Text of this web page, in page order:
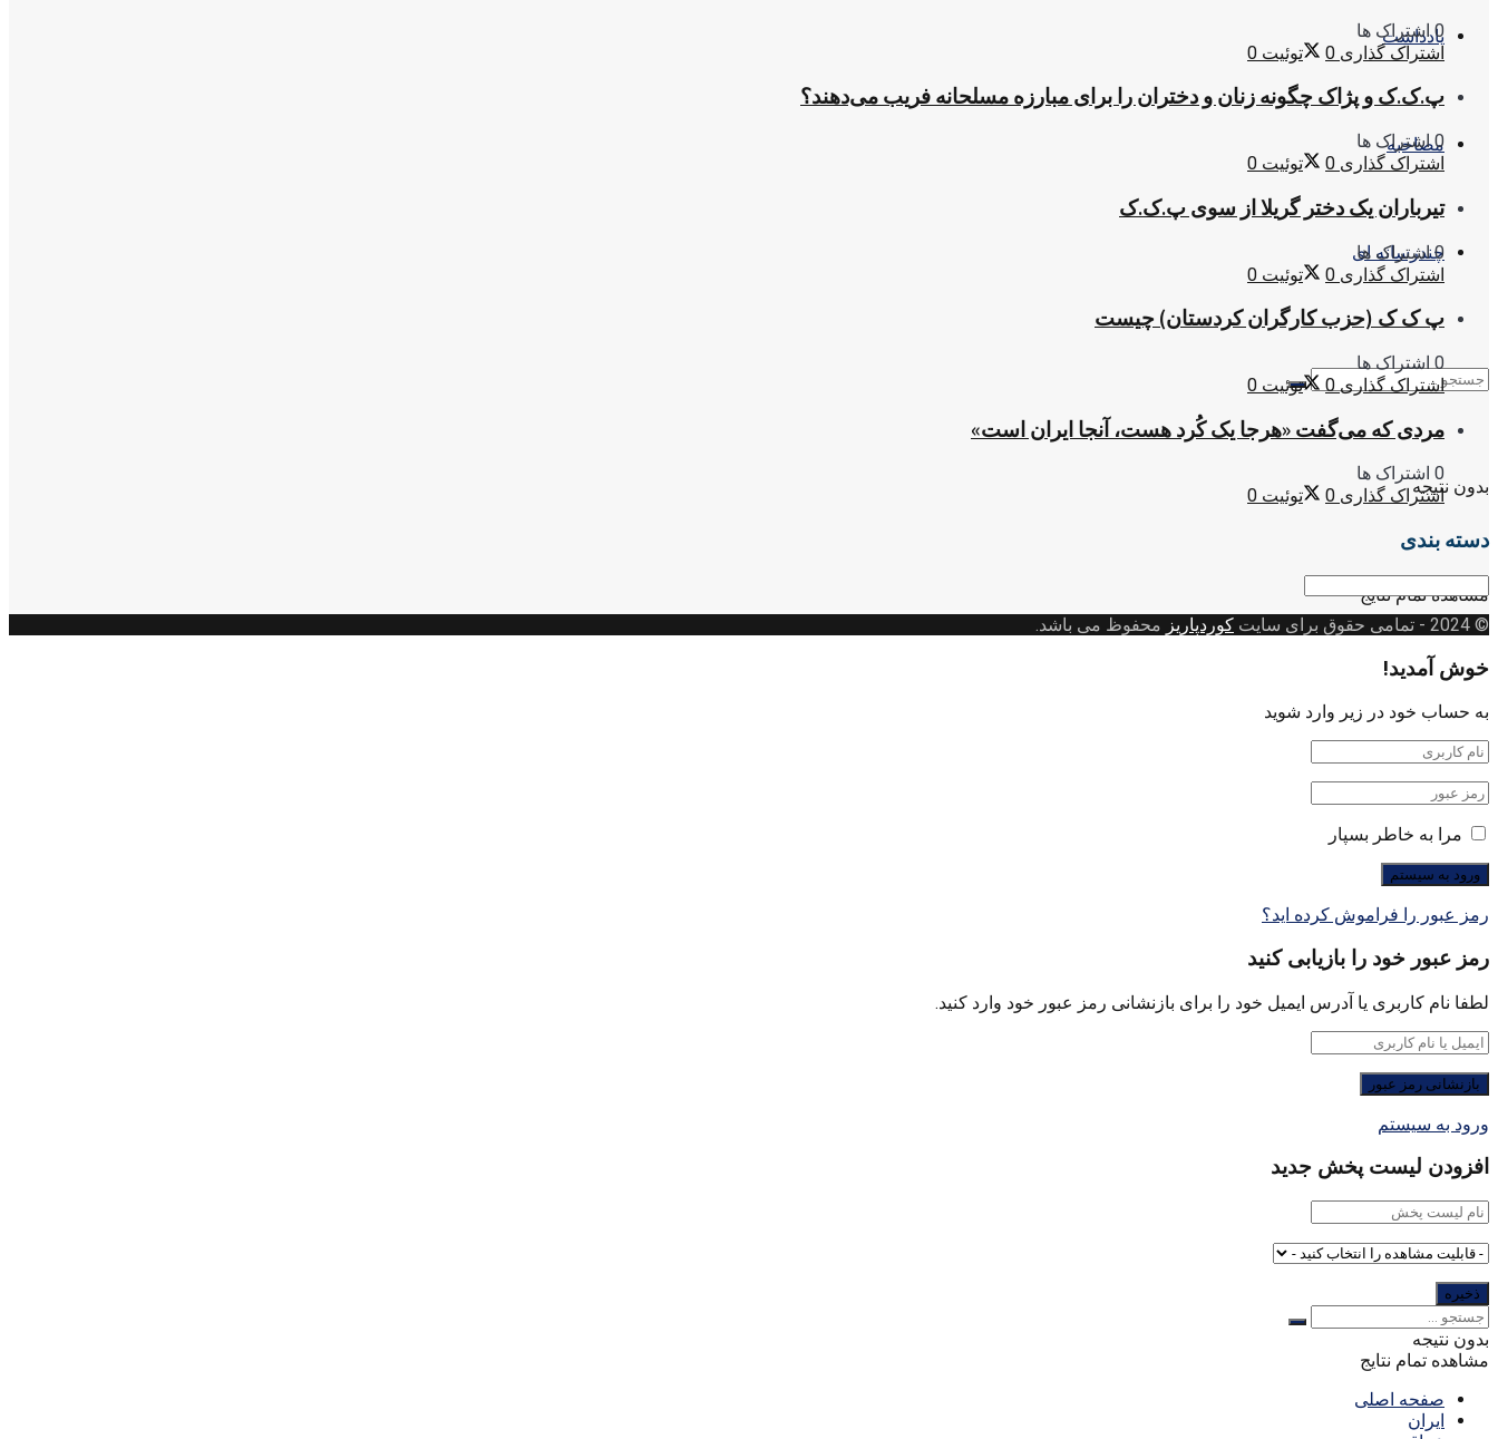
یادداشت
مصاحبه
چندرسانه ای
بدون نتیجه
مشاهده تمام نتایج
0 اشتراک ها
اشتراک گذاری 0 توئیت 0
پ.ک.ک و پژاک چگونه زنان و دختران را برای مبارزه مسلحانه فریب می‌دهند؟
0 اشتراک ها
اشتراک گذاری 0 توئیت 0
تیرباران یک دختر گریلا از سوی پ.ک.ک
0 اشتراک ها
اشتراک گذاری 0 توئیت 0
پ ک ک (حزب کارگران کردستان) چیست
0 اشتراک ها
اشتراک گذاری 0 توئیت 0
مردی که می‌گفت «هرجا یک کُرد هست، آنجا ایران است»
0 اشتراک ها
اشتراک گذاری 0 توئیت 0
دسته بندی
دسته
بندی
© 2024
- تمامی حقوق برای سایت کوردپاریز محفوظ می باشد.
خوش آمدید!
به حساب خود در زیر وارد شوید
مرا به خاطر بسپار
رمز عبور را فراموش کرده اید؟
رمز عبور خود را بازیابی کنید
لطفا نام کاربری یا آدرس ایمیل خود را برای بازنشانی رمز عبور خود وارد کنید.
ورود به سیستم
افزودن لیست پخش جدید
بدون نتیجه
مشاهده تمام نتایج
صفحه اصلی
ایران